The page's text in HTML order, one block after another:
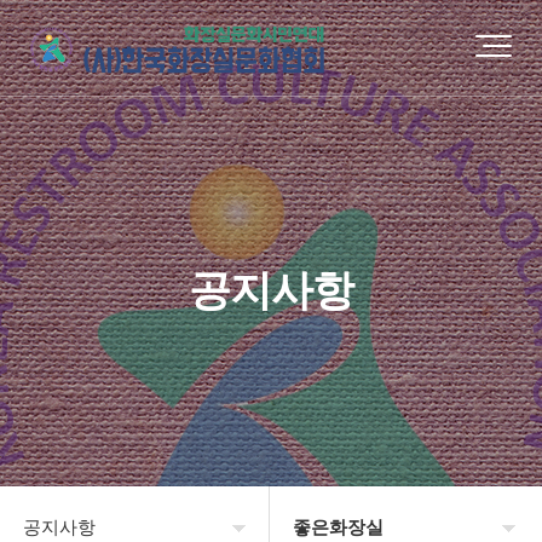
공지사항
공지사항 좋은화장실